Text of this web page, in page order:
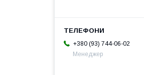
+380 (93) 744-06-02
Менеджер